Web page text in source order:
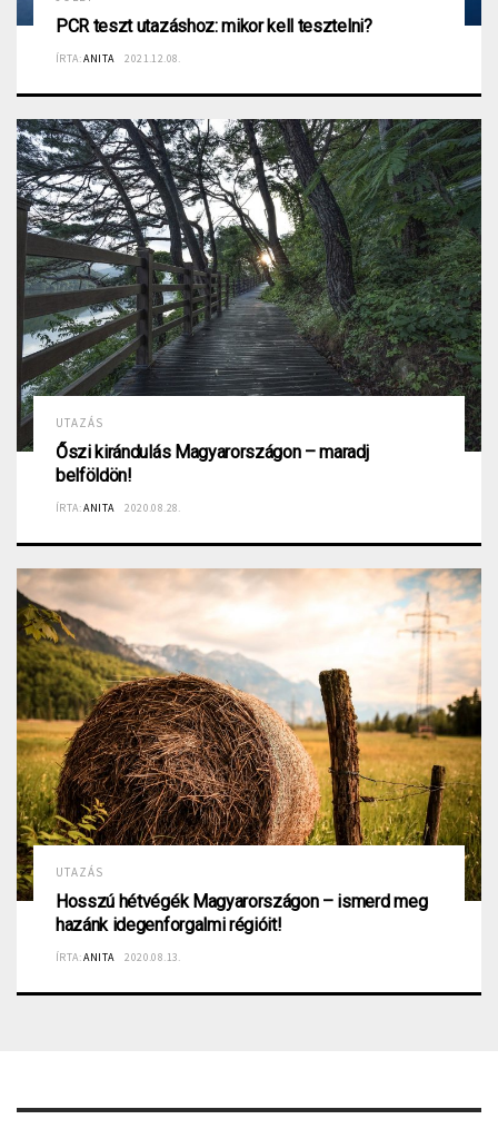
PCR teszt utazáshoz: mikor kell tesztelni?
ÍRTA:ANITA 2021.12.08.
UTAZÁS
Őszi kirándulás Magyarországon – maradj
belföldön!
ÍRTA:ANITA 2020.08.28.
UTAZÁS
Hosszú hétvégék Magyarországon – ismerd meg
hazánk idegenforgalmi régióit!
ÍRTA:ANITA 2020.08.13.